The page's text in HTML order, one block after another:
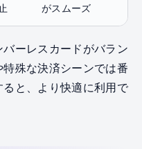
がスムーズ
ーレスカードがバラン
殊な決済シーンでは番
と、より快適に利用で